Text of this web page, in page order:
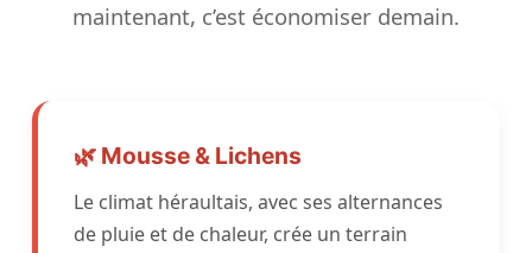
maintenant, c’est économiser demain.
🌿 Mousse & Lichens
Le climat héraultais, avec ses alternances
de pluie et de chaleur, crée un terrain